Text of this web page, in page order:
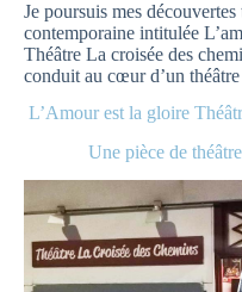
Je poursuis mes
contemporaine intitulée
Théâtre La croisée des
conduit au cœur d’un
L’Amour est la gloire
Une pièce de